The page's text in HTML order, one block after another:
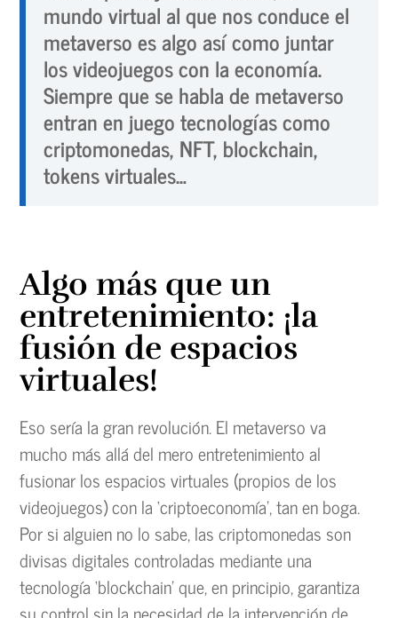
mundo virtual al que nos conduce el
metaverso es algo así como juntar
los videojuegos con la economía.
Siempre que se habla de metaverso
entran en juego tecnologías como
criptomonedas, NFT, blockchain,
tokens virtuales…
Algo más que un
entretenimiento: ¡la
fusión de espacios
virtuales!
Eso sería la gran revolución. El metaverso va
mucho más allá del mero entretenimiento al
fusionar los espacios virtuales (propios de los
videojuegos) con la ‘criptoeconomía’, tan en boga.
Por si alguien no lo sabe, las criptomonedas son
divisas digitales controladas mediante una
tecnología ‘blockchain’ que, en principio, garantiza